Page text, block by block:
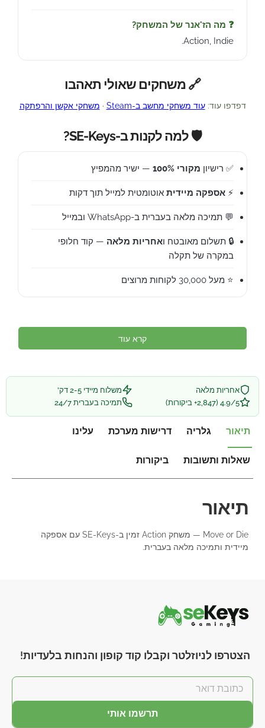
❓ מה הז'אנר של המשחק?
Action, Indie.
🔗 משחקים שאולי תאהבו
דפדפו עוד:עוד משחקי מחשב ב-Steam · משחקי אקשן והרפתקה
🛡️ למה לקנות ב-SE-Keys?
✅ רישיון מקורי 100% — ישיר מהמפיץ
⚡ אספקה מיידית אוטומטית למייל תוך דקות
💬 תמיכה מלאה בעברית ב-WhatsApp ובמייל
🔒 תשלום מאובטח ואחריות מלאה — קוד חלופי
במקרה של תקלה
⭐ מעל 30,000 לקוחות מרוצים
קרא עוד
אחריות מלאה
משלוח מיידי 2-5 דק'
4.9/5 (2,847+ ביקורות)
תמיכה בעברית 24/7
תיאור גלריה דרישות מערכת עלינו
שאלות ותשובות ביקורות
תיאור
Move or Die — משחק Action זמין ב-SE-Keys עם אספקה
מיידית ותמיכה מלאה בעברית.
הצטרפו לניוזלטר וקבלו קוד קופון והנחות בלעדיות!
תרשמו אותי